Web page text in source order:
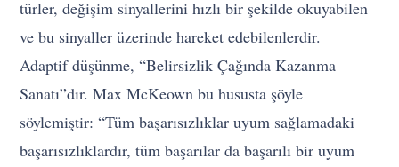
türler, değişim sinyallerini hızlı bir şekilde okuyabilen
ve bu sinyaller üzerinde hareket edebilenlerdir.
Adaptif düşünme, “Belirsizlik Çağında Kazanma
Sanatı”dır. Max McKeown bu hususta şöyle
söylemiştir: “Tüm başarısızlıklar uyum sağlamadaki
başarısızlıklardır, tüm başarılar da başarılı bir uyum